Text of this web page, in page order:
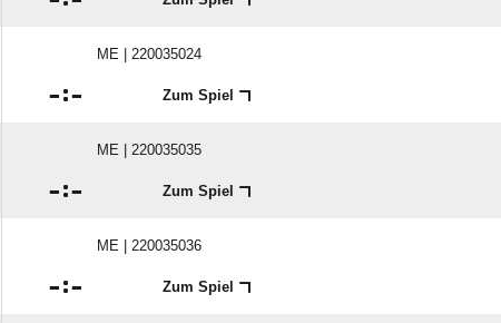
ME | 220035024
: Zum Spiel
ME | 220035035
: Zum Spiel
ME | 220035036
: Zum Spiel